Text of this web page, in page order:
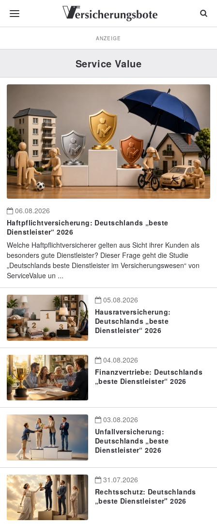
ANZEIGE
Service Value
06.08.2026
Haftpflichtversicherung: Deutschlands „beste
Dienstleister“ 2026
Welche Haftpflichtversicherer gelten aus Sicht ihrer Kunden als
besonders gute Dienstleister? Dieser Frage geht die Studie
„Deutschlands beste Dienstleister im Versicherungswesen“ von
ServiceValue un ...
05.08.2026
Hausratversicherung:
Deutschlands „beste
Dienstleister“ 2026
04.08.2026
Finanzvertriebe: Deutschlands
„beste Dienstleister“ 2026
03.08.2026
Unfallversicherung:
Deutschlands „beste
Dienstleister“ 2026
31.07.2026
Rechtsschutz: Deutschlands
„beste Dienstleister" 2026